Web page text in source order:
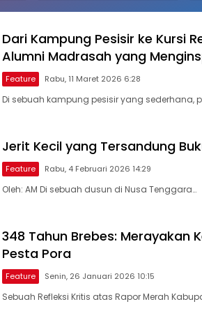
Mandiri dan EV-Library
Dari Kampung Pesisir ke Kursi
Alumni Madrasah yang
Feature Rabu, 11 Maret 2026 6:28
Di sebuah kampung pesisir yang sederhana,
Jerit Kecil yang Tersandung
Feature Rabu, 4 Februari 2026 14:29
Oleh: AM Di sebuah dusun di Nusa Tenggara…
348 Tahun Brebes: Merayakan
Pesta Pora
Feature Senin, 26 Januari 2026 10:15
Sebuah Refleksi Kritis atas Rapor Merah